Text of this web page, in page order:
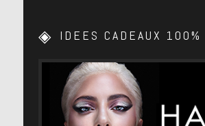
IDEES CADEAUX 100%